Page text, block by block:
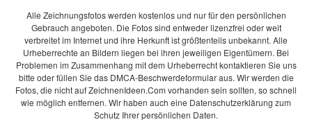
Alle Zeichnungsfotos werden kostenlos und nur für den persönlichen
Gebrauch angeboten. Die Fotos sind entweder lizenzfrei oder weit
verbreitet im Internet und ihre Herkunft ist größtenteils unbekannt. Alle
Urheberrechte an Bildern liegen bei ihren jeweiligen Eigentümern. Bei
Problemen im Zusammenhang mit dem Urheberrecht kontaktieren Sie uns
bitte oder füllen Sie das DMCA-Beschwerdeformular aus. Wir werden die
Fotos, die nicht auf ZeichnenIdeen.Com vorhanden sein sollten, so schnell
wie möglich entfernen. Wir haben auch eine Datenschutzerklärung zum
Schutz Ihrer persönlichen Daten.